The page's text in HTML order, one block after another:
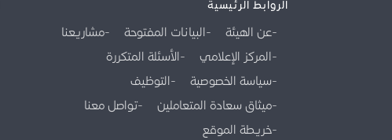
الروابط الرئيسية
عن الهيئة البيانات المفتوحة
مشاريعنا
المركز الإعلامي
الأسئلة المتكررة
سياسة الخصوصية
التوظيف
ميثاق سعادة المتعاملين
تواصل معنا
خريطة الموقع